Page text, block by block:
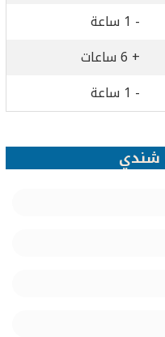
- 1 ساعة
+ 6 ساعات
- 1 ساعة
شندي